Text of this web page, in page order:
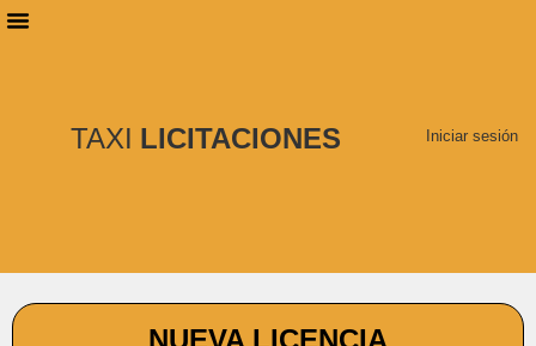
TAXI LICITACIONES Iniciar sesión
NUEVA LICENCIA